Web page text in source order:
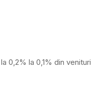
0,2% la 0,1% din